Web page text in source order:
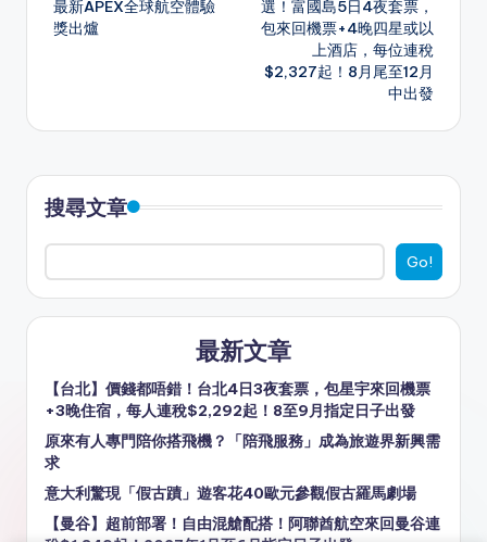
p
o
k
最新APEX全球航空體驗
獎出爐
選！富國島5日4夜套票，
包來回機票+4晚四星或以
上酒店，每位連稅
$2,327起！8月尾至12月
中出發
搜尋文章
Go!
最新文章
【台北】價錢都唔錯！台北4日3夜套票，包星宇來回機票
+3晚住宿，每人連稅$2,292起！8至9月指定日子出發
原來有人專門陪你搭飛機？「陪飛服務」成為旅遊界新興需
求
意大利驚現「假古蹟」遊客花40歐元參觀假古羅馬劇場
【曼谷】超前部署！自由混艙配搭！阿聯酋航空來回曼谷連